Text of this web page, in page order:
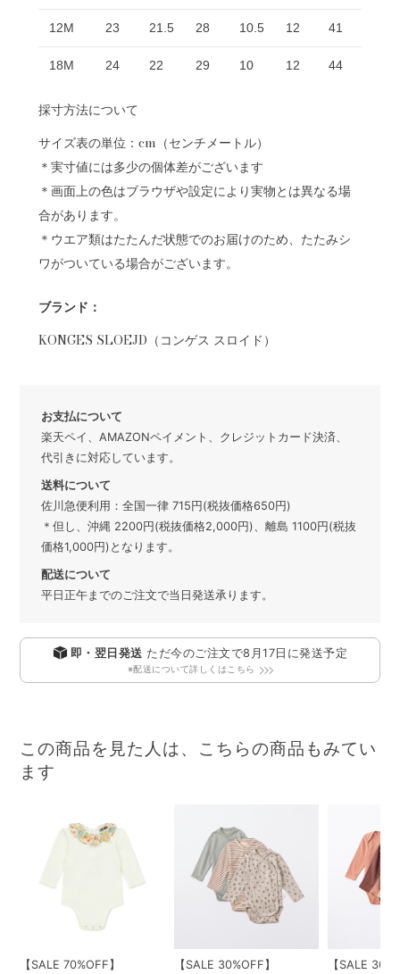
12M 23 21.5 28 10.5 12 41
18M 24 22 29 10 12 44
採寸方法について
サイズ表の単位：cm（センチメートル）
＊実寸値には多少の個体差がございます
＊画面上の色はブラウザや設定により実物とは異なる場
合があります。
＊ウエア類はたたんだ状態でのお届けのため、たたみシ
ワがついている場合がございます。
ブランド：
KONGES SLOEJD（コンゲス スロイド）
お支払について
楽天ペイ、AMAZONペイメント、クレジットカード決済、
代引きに対応しています。
送料について
佐川急便利用：全国一律 715円(税抜価格650円)
＊但し、沖縄 2200円(税抜価格2,000円)、離島 1100円(税抜
価格1,000円)となります。
配送について
平日正午までのご注文で当日発送承ります。
即・翌日発送 ただ今のご注文で8月17日 に発送予定
※配送について詳しくはこちら
この商品を見た人は、こちらの商品もみてい
ます
【SALE 70%OFF】 【SALE 30%OFF】 【SALE